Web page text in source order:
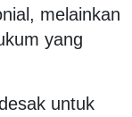
melainkan
yang
untuk